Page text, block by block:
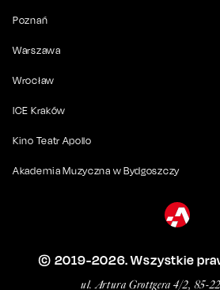
Poznań
Warszawa
Wrocław
ICE Kraków
Kino Teatr Apollo
Akademia Muzyczna w Bydgoszczy
© 2019-2026. Wszystkie
ul. Artura Grottgera 4/2, 85-